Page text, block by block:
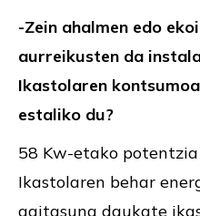
-Zein ahalmen edo
aurreikusten da
Ikastolaren
estaliko du?
58 Kw-etako
Ikastolaren behar
gaitasuna daukate